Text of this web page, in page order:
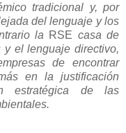
tradicional y, por
del lenguaje y los
la RSE casa de
y el lenguaje directivo,
de encontrar
en la justificación
estratégica de las